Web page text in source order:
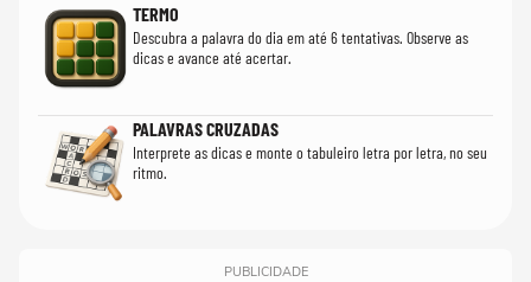
TERMO
Descubra a palavra do dia em até 6 tentativas. Observe as
dicas e avance até acertar.
PALAVRAS CRUZADAS
Interprete as dicas e monte o tabuleiro letra por letra, no seu
ritmo.
PUBLICIDADE